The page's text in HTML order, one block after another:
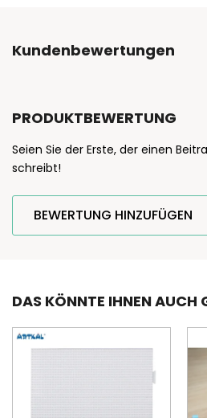
Kundenbewertungen
PRODUKTBEWERTUNG
Seien Sie der Erste, der einen
schreibt!
BEWERTUNG HINZUFÜGEN
DAS KÖNNTE IHNEN AUCH